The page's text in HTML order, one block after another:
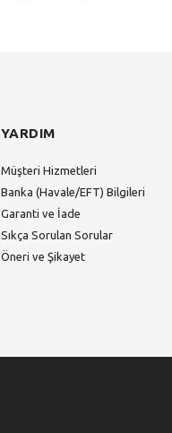
YARDIM
Müşteri Hizmetleri
Banka (Havale/EFT) Bilgileri
Garanti ve İade
Sıkça Sorulan Sorular
Öneri ve Şikayet